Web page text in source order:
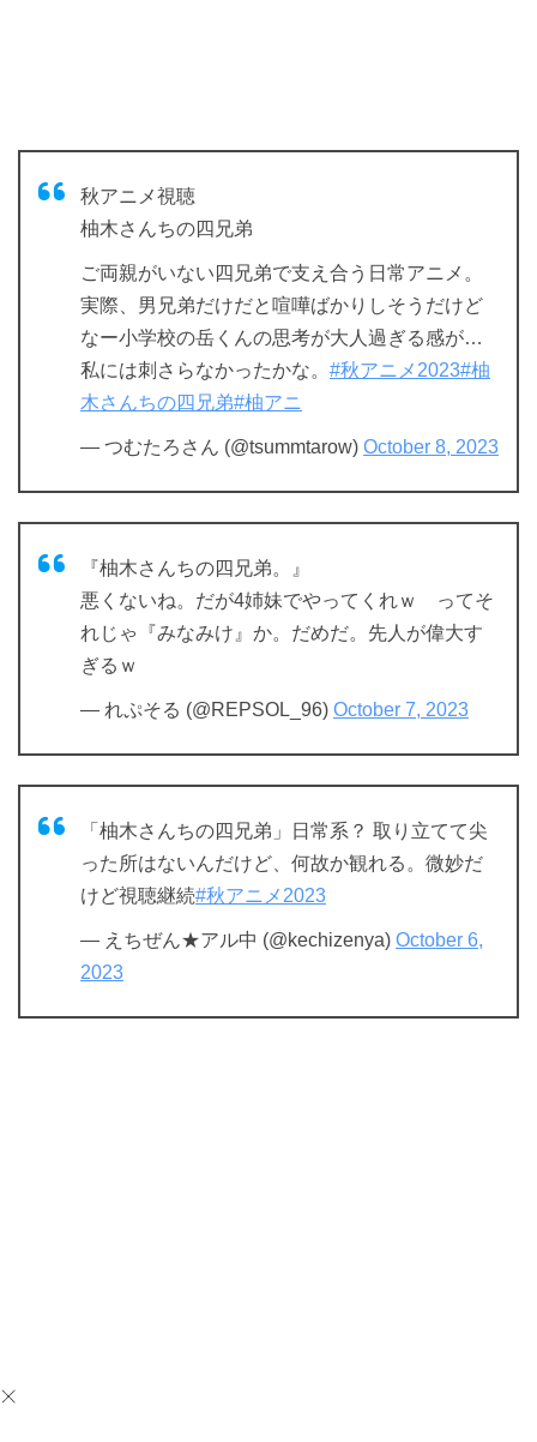
秋アニメ視聴
柚木さんちの四兄弟
ご両親がいない四兄弟で支え合う日常アニメ。
実際、男兄弟だけだと喧嘩ばかりしそうだけど
なー小学校の岳くんの思考が大人過ぎる感が…
私には刺さらなかったかな。 #秋アニメ2023#柚
木さんちの四兄弟#柚アニ
— つむたろさん (@tsummtarow) October 8, 2023
『柚木さんちの四兄弟。』
悪くないね。だが4姉妹でやってくれｗ ってそ
れじゃ『みなみけ』か。だめだ。先人が偉大す
ぎるｗ
— れぷそる (@REPSOL_96) October 7, 2023
「柚木さんちの四兄弟」日常系？ 取り立てて尖
った所はないんだけど、何故か観れる。微妙だ
けど視聴継続#秋アニメ2023
— えちぜん★アル中 (@kechizenya) October 6,
2023